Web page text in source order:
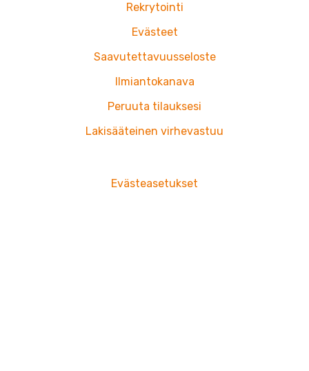
Rekrytointi
Evästeet
Saavutettavuusseloste
Ilmiantokanava
Peruuta tilauksesi
Lakisääteinen virhevastuu
Evästeasetukset